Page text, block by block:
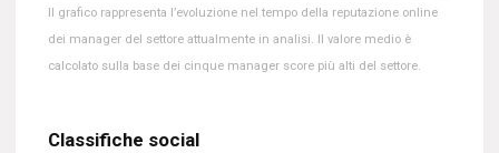
Il grafico rappresenta l’evoluzione nel tempo della reputazione online
dei manager del settore attualmente in analisi. Il valore medio è
calcolato sulla base dei cinque manager score più alti del settore.
Classifiche social